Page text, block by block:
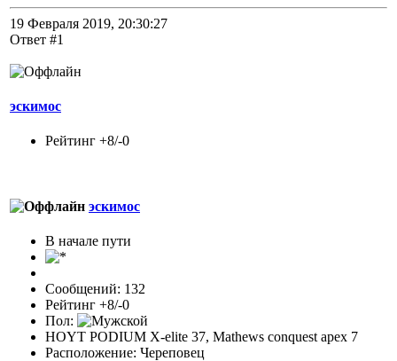
19 Февраля 2019, 20:30:27
Ответ #1
эскимос
Рейтинг +8/-0
эскимос
В начале пути
Сообщений: 132
Рейтинг +8/-0
Пол:
HOYT PODIUM X-elite 37, Mathews conquest apex 7
Расположение: Череповец